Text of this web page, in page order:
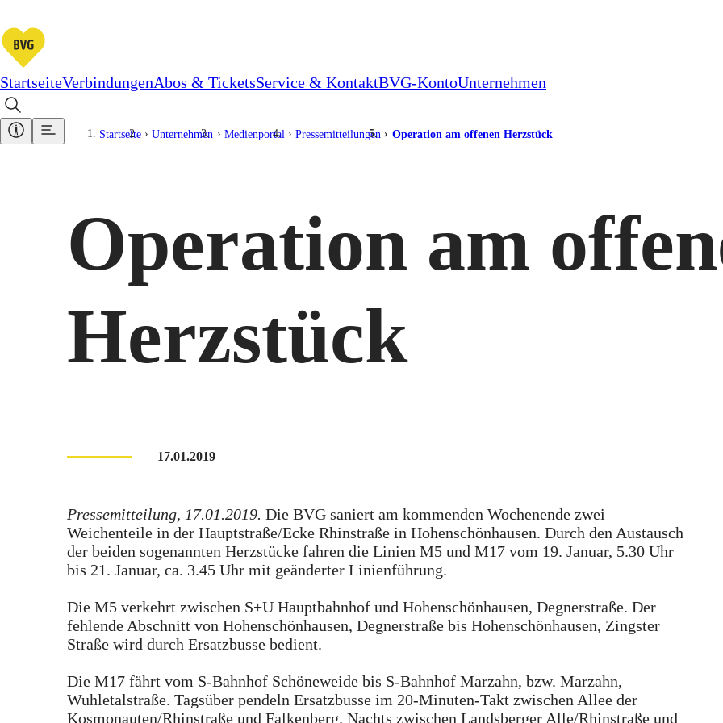
StartseiteVerbindungenAbos & TicketsService & KontaktBVG-KontoUnternehmen
Startseite Unternehmen Medienportal Pressemitteilungen Operation am offenen Herzstück
Operation am
Herzstück
17.01.2019
Pressemitteilung, 17.01.2019. Die BVG saniert am kommenden Wochenende zwei
Weichenteile in der Hauptstraße/Ecke Rhinstraße in Hohenschönhausen. Durch den Austausch
der beiden sogenannten Herzstücke fahren die Linien M5 und M17 vom 19. Januar, 5.30 Uhr
bis 21. Januar, ca. 3.45 Uhr mit geänderter Linienführung.
Die M5 verkehrt zwischen S+U Hauptbahnhof und Hohenschönhausen, Degnerstraße. Der
fehlende Abschnitt von Hohenschönhausen, Degnerstraße bis Hohenschönhausen, Zingster
Straße wird durch Ersatzbusse bedient.
Die M17 fährt vom S-Bahnhof Schöneweide bis S-Bahnhof Marzahn, bzw. Marzahn,
Wuhletalstraße. Tagsüber pendeln Ersatzbusse im 20-Minuten-Takt zwischen Allee der
Kosmonauten/Rhinstraße und Falkenberg. Nachts zwischen Landsberger Alle/Rhinstraße und